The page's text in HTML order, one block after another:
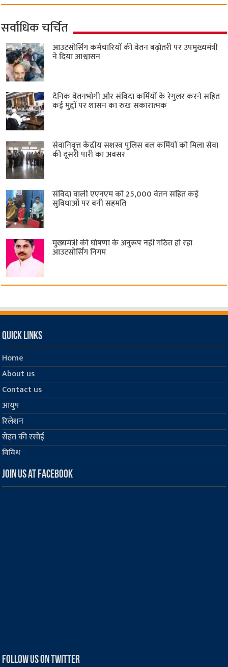
सर्वाधिक चर्चित
आउटसोर्सिंग कर्मचारियों की वेतन बढ़ोतरी पर उपमुख्यमंत्री
ने दिया आश्वासन
दैनिक वेतनभोगी और संविदा कर्मियों के रेगुलर करने सहित
कई मुद्दों पर शासन का रुख सकारात्मक
सेवानिवृत्त केंद्रीय सशस्त्र पुलिस बल ​कर्मियों को मिला सेवा
की दूसरी पारी का अवसर
संविदा वाली एएनएम को 25,000 वेतन सहित कई
सुविधाओं पर बनी सहमति
मुख्यमंत्री की घोषणा के अनुरूप नहीं गठित हो रहा
आउटसोर्सिंग निगम
Quick Links
Home
About us
Contact us
आयुष
रिलेशन
सेहत की रसोई
विविध
Join us at Facebook
Follow us on Twitter